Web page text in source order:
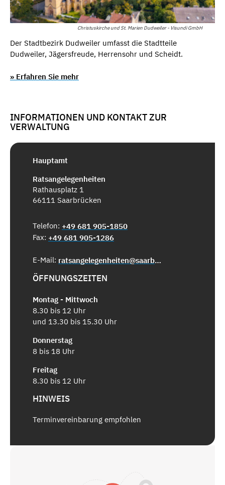
Christuskirche und St. Marien Dudweiler - Visundi GmbH
Der Stadtbezirk Dudweiler umfasst die Stadtteile
Dudweiler, Jägersfreude, Herrensohr und Scheidt.
» Erfahren Sie mehr
INFORMATIONEN UND KONTAKT ZUR
VERWALTUNG
Hauptamt
Ratsangelegenheiten
Rathausplatz 1
66111 Saarbrücken
Telefon: +49 681 905-1850
Fax: +49 681 905-1286
E-Mail: ratsangelegenheiten@saarbruecken.de
ÖFFNUNGSZEITEN
Montag - Mittwoch
8.30 bis 12 Uhr
und 13.30 bis 15.30 Uhr
Donnerstag
8 bis 18 Uhr
Freitag
8.30 bis 12 Uhr
HINWEIS
Terminvereinbarung empfohlen